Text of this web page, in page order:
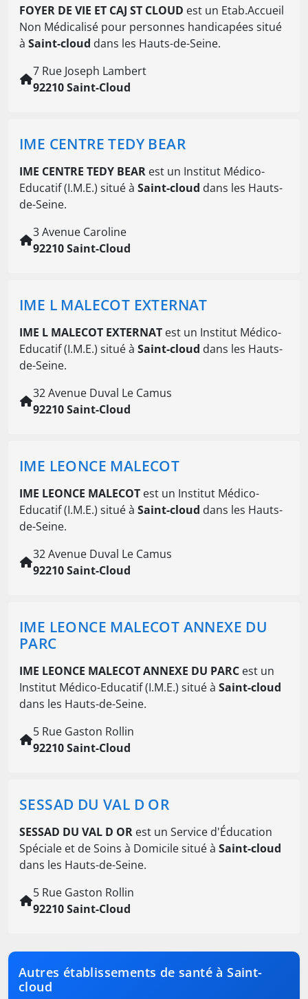
FOYER DE VIE ET CAJ ST CLOUD est un Etab.Accueil
Non Médicalisé pour personnes handicapées situé
à Saint-cloud dans les Hauts-de-Seine.
7 Rue Joseph Lambert
92210 Saint-Cloud
IME CENTRE TEDY BEAR
IME CENTRE TEDY BEAR est un Institut Médico-
Educatif (I.M.E.) situé à Saint-cloud dans les Hauts-
de-Seine.
3 Avenue Caroline
92210 Saint-Cloud
IME L MALECOT EXTERNAT
IME L MALECOT EXTERNAT est un Institut Médico-
Educatif (I.M.E.) situé à Saint-cloud dans les Hauts-
de-Seine.
32 Avenue Duval Le Camus
92210 Saint-Cloud
IME LEONCE MALECOT
IME LEONCE MALECOT est un Institut Médico-
Educatif (I.M.E.) situé à Saint-cloud dans les Hauts-
de-Seine.
32 Avenue Duval Le Camus
92210 Saint-Cloud
IME LEONCE MALECOT ANNEXE DU
PARC
IME LEONCE MALECOT ANNEXE DU PARC est un
Institut Médico-Educatif (I.M.E.) situé à Saint-cloud
dans les Hauts-de-Seine.
5 Rue Gaston Rollin
92210 Saint-Cloud
SESSAD DU VAL D OR
SESSAD DU VAL D OR est un Service d'Éducation
Spéciale et de Soins à Domicile situé à Saint-cloud
dans les Hauts-de-Seine.
5 Rue Gaston Rollin
92210 Saint-Cloud
Autres établissements de santé à Saint-
cloud